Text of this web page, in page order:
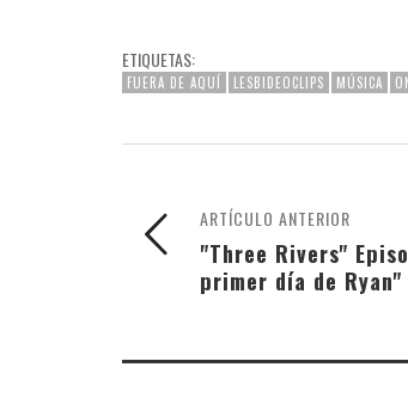
ETIQUETAS:
FUERA DE AQUÍ LESBIDEOCLIPS MÚSICA
ARTÍCULO ANTERIOR
"Three Rivers"
primer día de Ryan"